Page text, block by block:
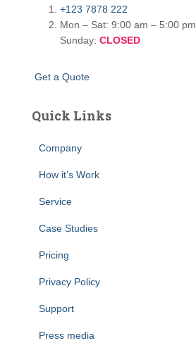
+123 7878 222
Mon – Sat: 9:00 am – 5:00 pm,
Sunday: CLOSED
Get a Quote
Quick Links
Company
How it’s Work
Service
Case Studies
Pricing
Privacy Policy
Support
Press media